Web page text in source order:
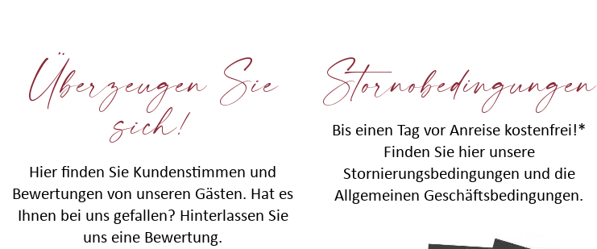
Überzeugen Sie
sich!
Hier finden Sie Kundenstimmen und
Bewertungen von unseren Gästen. Hat es
Ihnen bei uns gefallen? Hinterlassen Sie
uns eine Bewertung.
Stornobedingungen
Bis einen Tag vor Anreise kostenfrei!*
Finden Sie hier unsere
Stornierungsbedingungen und die
Allgemeinen Geschäftsbedingungen.